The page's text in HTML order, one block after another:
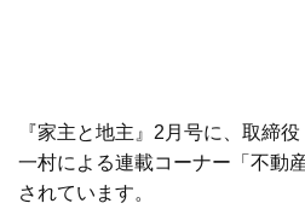
『家主と地主』2月号に、取締
一村による連載コーナー「不動
されています。